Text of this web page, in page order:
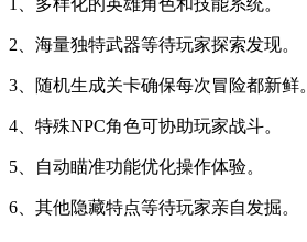
1、多样化的英雄角色和技能系统。
2、海量独特武器等待玩家探索发现。
3、随机生成关卡确保每次冒险都新鲜。
4、特殊NPC角色可协助玩家战斗。
5、自动瞄准功能优化操作体验。
6、其他隐藏特点等待玩家亲自发掘。